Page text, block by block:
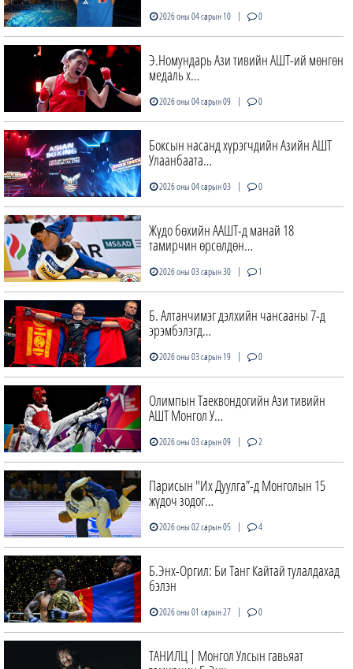
2026 оны 04 сарын 10 | 0
Э.Номундарь Ази тивийн АШТ-ий мөнгөн
медаль х…
2026 оны 04 сарын 09 | 0
Боксын насанд хүрэгчдийн Азийн АШТ
Улаанбаата…
2026 оны 04 сарын 03 | 0
Жүдо бөхийн ААШТ-д манай 18
тамирчин өрсөлдөн…
2026 оны 03 сарын 30 | 1
Б. Алтанчимэг дэлхийн чансааны 7-д
эрэмбэлэгд…
2026 оны 03 сарын 19 | 0
Олимпын Таеквондогийн Ази тивийн
АШТ Монгол У…
2026 оны 03 сарын 09 | 2
Парисын "Их Дуулга”-д Монголын 15
жүдоч зодог…
2026 оны 02 сарын 05 | 4
Б.Энх-Оргил: Би Танг Кайтай тулалдахад
бэлэн
2026 оны 01 сарын 27 | 0
ТАНИЛЦ | Монгол Улсын гавьяат